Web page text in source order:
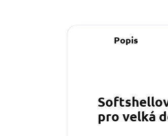
Popis
pro velká